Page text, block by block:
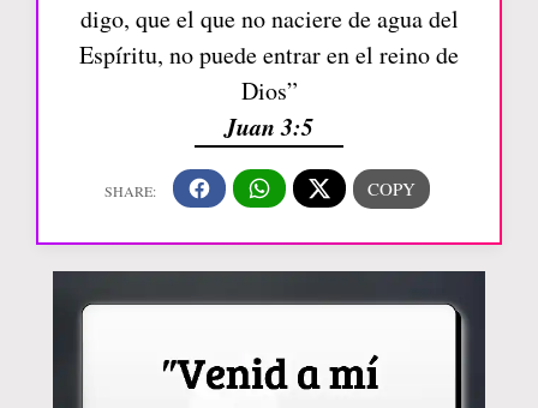
digo, que el que no naciere de agua del
Espíritu, no puede entrar en el reino de
Dios”
Juan 3:5